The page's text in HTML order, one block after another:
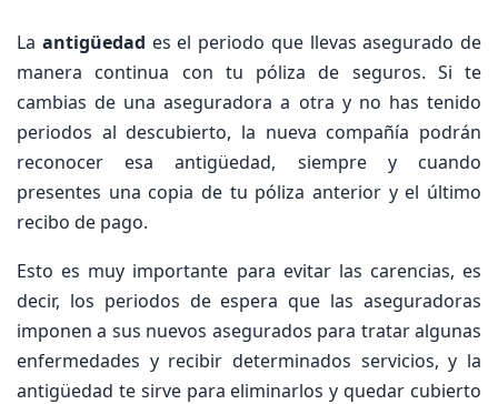
La antigüedad es el periodo que llevas asegurado de
manera continua con tu póliza de seguros. Si te
cambias de una aseguradora a otra y no has tenido
periodos al descubierto, la nueva compañía podrán
reconocer esa antigüedad, siempre y cuando
presentes una copia de tu póliza anterior y el último
recibo de pago.
Esto es muy importante para evitar las carencias, es
decir, los periodos de espera que las aseguradoras
imponen a sus nuevos asegurados para tratar algunas
enfermedades y recibir determinados servicios, y la
antigüedad te sirve para eliminarlos y quedar cubierto